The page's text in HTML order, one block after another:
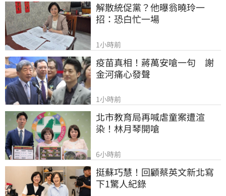
解散統促黨？他曝翁曉玲一
招：恐白忙一場
1小時前
疫苗真相！蔣萬安嗆一句　謝
金河痛心發聲
1小時前
北市教育局再喊虐童案遭渲
染！林月琴開嗆
6小時前
挺蘇巧慧！回顧蔡英文新北寫
下1驚人紀錄